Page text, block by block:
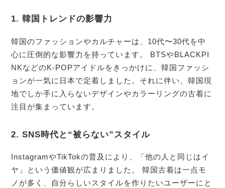
1. 韓国トレンドの影響力
韓国のファッションやカルチャーは、10代〜30代を中
心に圧倒的な影響力を持っています。 BTSやBLACKPI
NKなどのK-POPアイドルをきっかけに、韓国ファッシ
ョンが一気に日本で定着しました。それに伴い、韓国現
地でしか手に入らないデザインやカラーリングの古着に
注目が集まっています。
2. SNS時代と“被らない”スタイル
InstagramやTikTokの普及により、「他の人と同じはイ
ヤ」という価値観が広まりました。 韓国古着は一点モ
ノが多く、自分らしいスタイルを作りたいユーザーにと